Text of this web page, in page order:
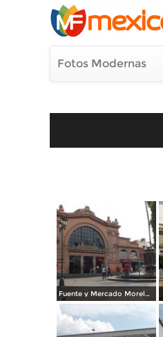
Fotos Modernas
Fuente y Mercado Morelos. Abril/2015